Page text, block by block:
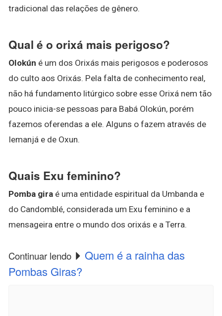
tradicional das relações de gênero.
Qual é o orixá mais perigoso?
Olokún é um dos Orixás mais perigosos e poderosos
do culto aos Orixás. Pela falta de conhecimento real,
não há fundamento litúrgico sobre esse Orixá nem tão
pouco inicia-se pessoas para Babá Olokún, porém
fazemos oferendas a ele. Alguns o fazem através de
Iemanjá e de Oxun.
Quais Exu feminino?
Pomba gira é uma entidade espiritual da Umbanda e
do Candomblé, considerada um Exu feminino e a
mensageira entre o mundo dos orixás e a Terra.
Continuar lendo
Quem é a rainha das
Pombas Giras?